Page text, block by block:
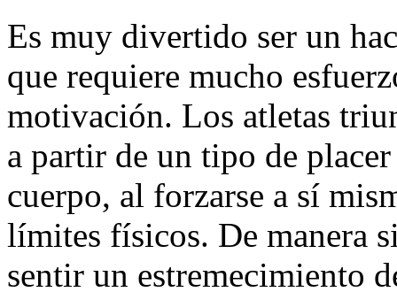
Es muy divertido ser un
que requiere mucho
motivación. Los atletas
a partir de un tipo de
cuerpo, al forzarse a sí
límites físicos. De manera
sentir un estremecimiento